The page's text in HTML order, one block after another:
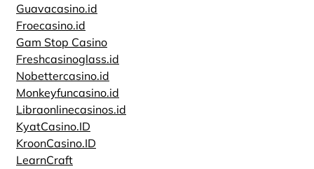
Guavacasino.id
Froecasino.id
Gam Stop Casino
Freshcasinoglass.id
Nobettercasino.id
Monkeyfuncasino.id
Libraonlinecasinos.id
KyatCasino.ID
KroonCasino.ID
LearnCraft